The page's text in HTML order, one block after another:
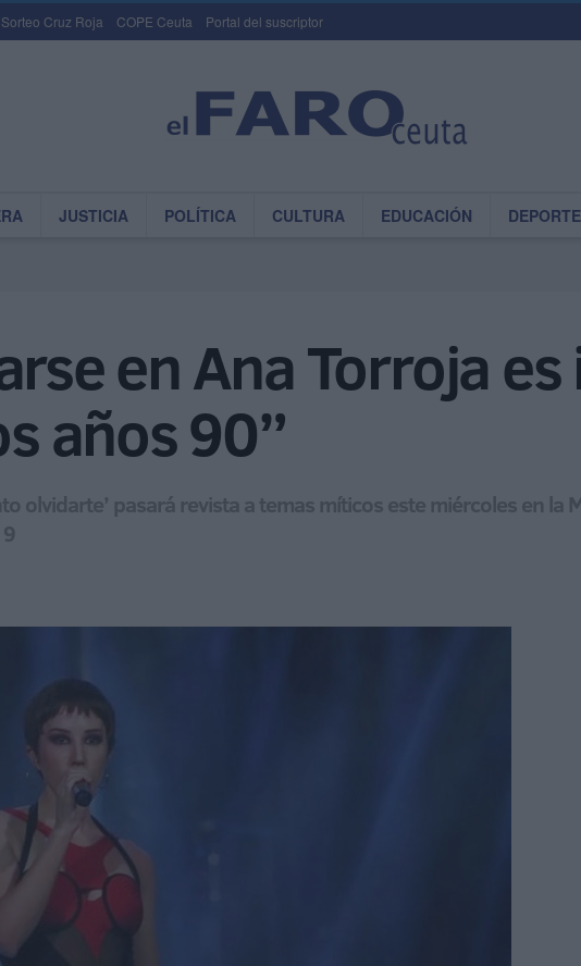
Sorteo Cruz Roja COPE Ceuta Portal del suscriptor
JUSTICIA POLÍTICA CULTURA EDUCACIÓN
en Ana Torroja
años 90”
olvidarte’ pasará revista a temas míticos este miércoles en la